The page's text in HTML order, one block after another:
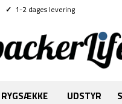
✓ 1-2 dages levering
RYGSÆKKE UDSTYR